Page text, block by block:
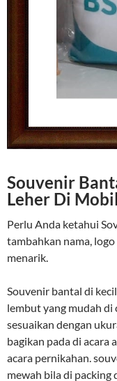
Souvenir
Leher Di Mobil
Perlu Anda ketahui
tambahkan nama,
menarik.
Souvenir bantal di
lembut yang mudah
sesuaikan dengan
bagikan pada di acara
acara pernikahan.
mewah bila di packing